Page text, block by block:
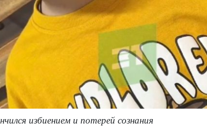
избиением и потерей сознания